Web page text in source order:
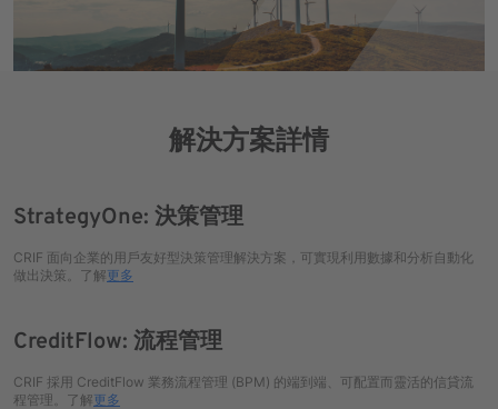
解決方案詳情
StrategyOne: 決策管理
CRIF 面向企業的用戶友好型決策管理解決方案，可實現利用數據和分析自動化
做出決策。了解更多
CreditFlow: 流程管理
CRIF 採用 CreditFlow 業務流程管理 (BPM) 的端到端、可配置而靈活的信貸流
程管理。了解更多